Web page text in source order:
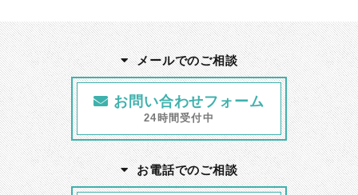
メールでのご相談
お問い合わせフォーム
24時間受付中
お電話でのご相談